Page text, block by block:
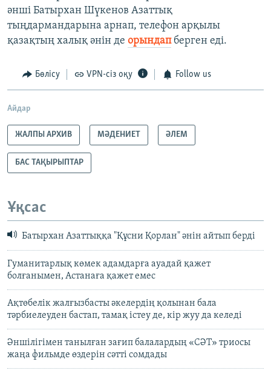
әнші Батырхан Шүкенов Азаттық
тыңдармандарына арнап, телефон арқылы
қазақтың халық әнін де орындапберген еді.
Бөлісу VPN-сіз оқу Follow us
Айдар
ЖАЛПЫ АРХИВ МӘДЕНИЕТ ӘЛЕМ
БАС ТАҚЫРЫПТАР
Ұқсас
Батырхан Азаттыққа "Құсни Қорлан" әнін айтып берді
Гуманитарлық көмек адамдарға ауадай қажет
болғанымен, Астанаға қажет емес
Ақтөбелік жалғызбасты әкелердің қолынан бала
тәрбиелеуден бастап, тамақ істеу де, кір жуу да келеді
Әншілігімен танылған зағип балалардың «СӘТ» триосы
жаңа фильмде өздерін сәтті сомдады